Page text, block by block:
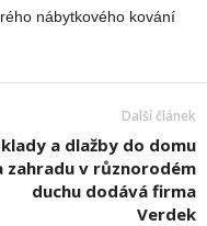
nábytkového kování
Další článek
a dlažby do domu
zahradu v různorodém
duchu dodává firma
Verdek